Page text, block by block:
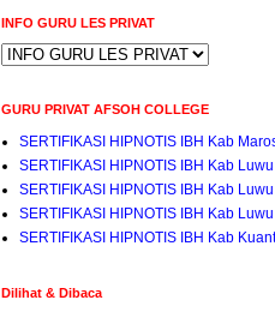
INFO GURU LES PRIVAT
GURU PRIVAT AFSOH COLLEGE
SERTIFIKASI HIPNOTIS IBH Kab
SERTIFIKASI HIPNOTIS IBH Kab
SERTIFIKASI HIPNOTIS IBH Kab
SERTIFIKASI HIPNOTIS IBH Kab
SERTIFIKASI HIPNOTIS IBH Kab
Dilihat & Dibaca